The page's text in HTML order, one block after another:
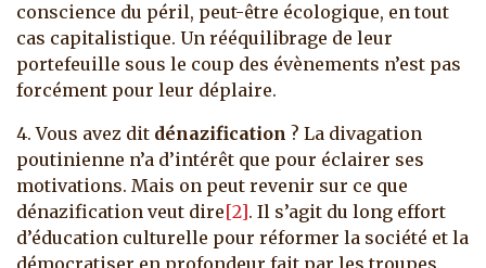
conscience du péril, peut-être écologique, en tout
cas capitalistique. Un rééquilibrage de leur
portefeuille sous le coup des évènements n’est pas
forcément pour leur déplaire.
4. Vous avez dit dénazification ? La divagation
poutinienne n’a d’intérêt que pour éclairer ses
motivations. Mais on peut revenir sur ce que
dénazification veut dire[2]. Il s’agit du long effort
d’éducation culturelle pour réformer la société et la